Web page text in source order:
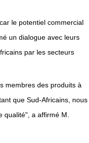
le potentiel commercial
un dialogue avec leurs
par les secteurs
membres des produits à
que Sud-Africains, nous
a affirmé M.